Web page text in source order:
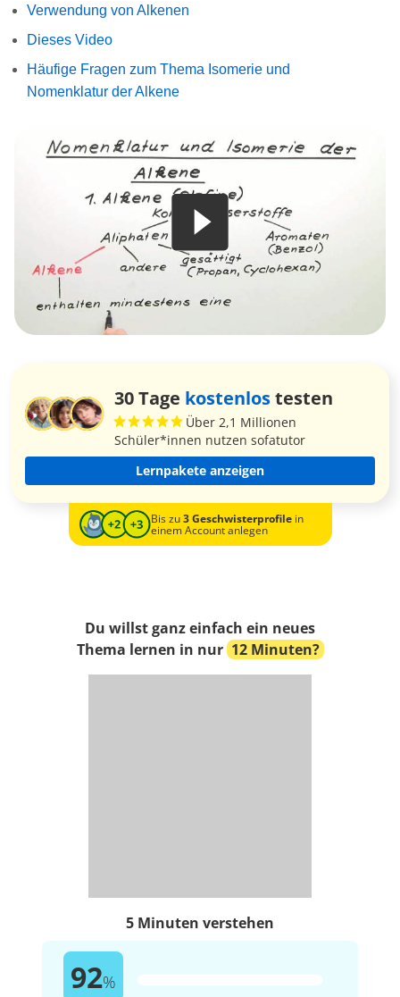
Verwendung von Alkenen
Dieses Video
Häufige Fragen zum Thema Isomerie und
Nomenklatur der Alkene
30 Tage kostenlostesten
Über 2,1 Millionen
Schüler*innen nutzen sofatutor
Lernpakete anzeigen
Bis zu3 Geschwisterprofilein
einem Account anlegen
Du willst ganz einfach ein neues
Thema lernen in nur 12 Minuten?
5 Minuten verstehen
92%